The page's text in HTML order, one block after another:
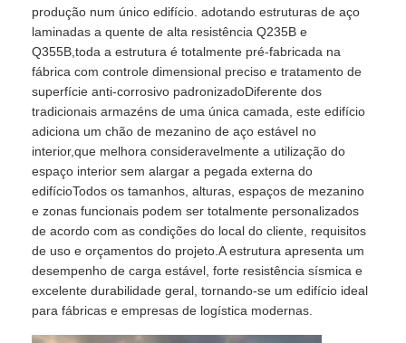
Controle de Qualidade
Contacte-nos
Notícias
Casos
Blogue
Solicitar Orçamento
produção num único edifício. adotando estruturas de aço
laminadas a quente de alta resistência Q235B e
Q355B,toda a estrutura é totalmente pré-fabricada na
fábrica com controle dimensional preciso e tratamento de
superfície anti-corrosivo padronizadoDiferente dos
tradicionais armazéns de uma única camada, este edifício
adiciona um chão de mezanino de aço estável no
interior,que melhora consideravelmente a utilização do
espaço interior sem alargar a pegada externa do
edifícioTodos os tamanhos, alturas, espaços de mezanino
e zonas funcionais podem ser totalmente personalizados
de acordo com as condições do local do cliente, requisitos
de uso e orçamentos do projeto.A estrutura apresenta um
desempenho de carga estável, forte resistência sísmica e
excelente durabilidade geral, tornando-se um edifício ideal
para fábricas e empresas de logística modernas.